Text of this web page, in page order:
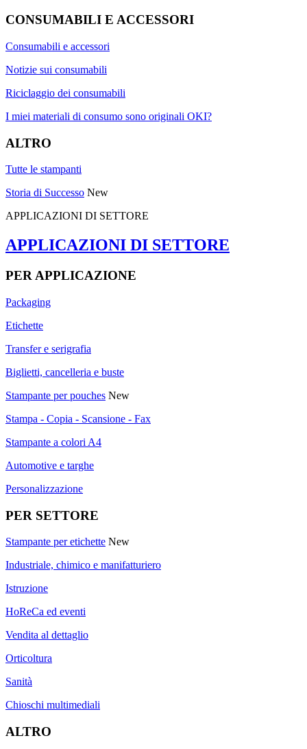
CONSUMABILI E ACCESSORI
Consumabili e accessori
Notizie sui consumabili
Riciclaggio dei consumabili
I miei materiali di consumo sono originali OKI?
ALTRO
Tutte le stampanti
Storia di Successo New
APPLICAZIONI DI SETTORE
APPLICAZIONI DI SETTORE
PER APPLICAZIONE
Packaging
Etichette
Transfer e serigrafia
Biglietti, cancelleria e buste
Stampante per pouches New
Stampa - Copia - Scansione - Fax
Stampante a colori A4
Automotive e targhe
Personalizzazione
PER SETTORE
Stampante per etichette New
Industriale, chimico e manifatturiero
Istruzione
HoReCa ed eventi
Vendita al dettaglio
Orticoltura
Sanità
Chioschi multimediali
ALTRO